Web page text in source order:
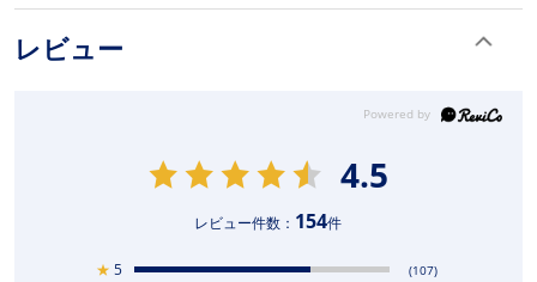
レビュー
4.5
レビュー件数： 154件
★ 5 (107)